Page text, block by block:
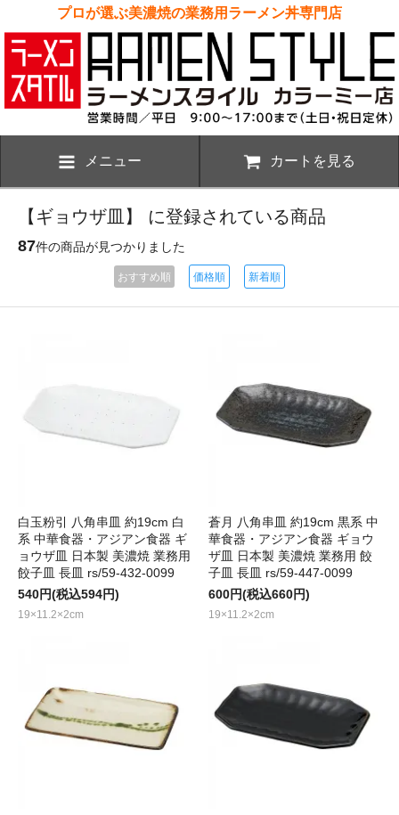
プロが選ぶ美濃焼の業務用ラーメン丼専門店
メニュー カートを見る
【ギョウザ皿】 に登録されている商品
87件の商品が見つかりました
おすすめ順 価格順 新着順
白玉粉引 八角串皿 約19cm 白
系 中華食器・アジアン食器 ギ
ョウザ皿 日本製 美濃焼 業務用
餃子皿 長皿 rs/59-432-0099
540円(税込594円)
19×11.2×2cm
蒼月 八角串皿 約19cm 黒系 中
華食器・アジアン食器 ギョウ
ザ皿 日本製 美濃焼 業務用 餃
子皿 長皿 rs/59-447-0099
600円(税込660円)
19×11.2×2cm